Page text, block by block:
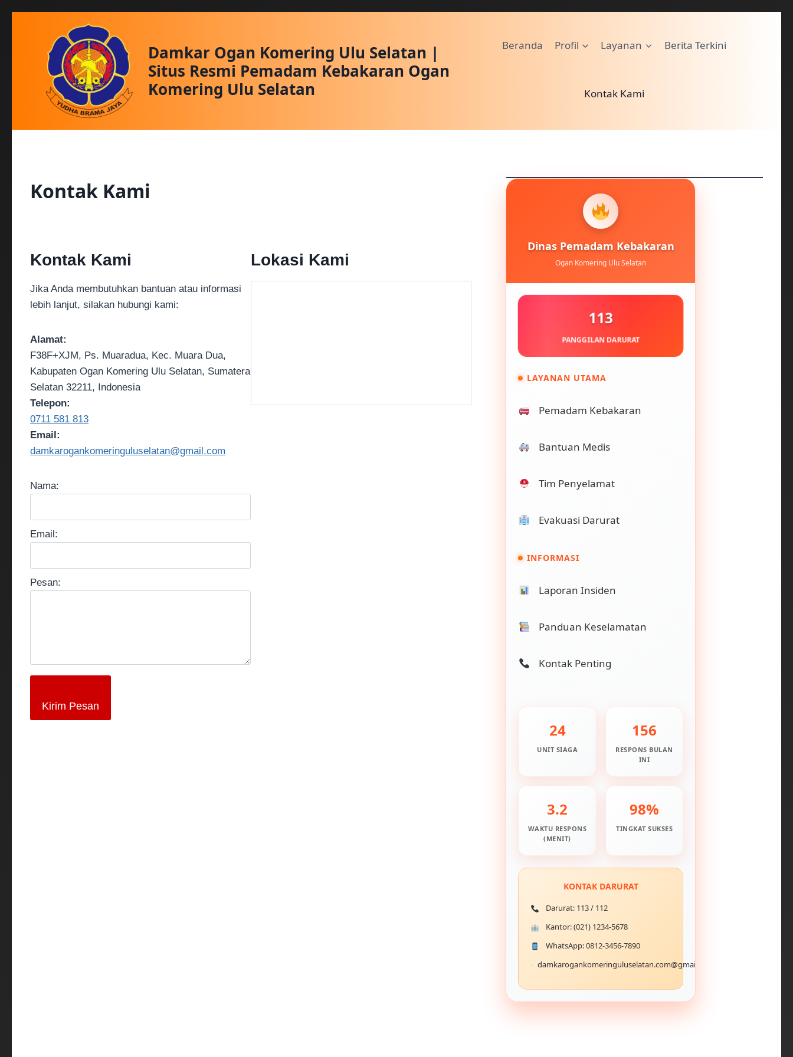
content
Damkar Ogan Komering Ulu Selatan |
Situs Resmi Pemadam Kebakaran Ogan
Komering Ulu Selatan
Beranda Profil Layanan Berita Terkini
Kontak Kami
Kontak Kami
Kontak Kami
Jika Anda membutuhkan bantuan atau informasi
lebih lanjut, silakan hubungi kami:
Alamat:
F38F+XJM, Ps. Muaradua, Kec. Muara Dua,
Kabupaten Ogan Komering Ulu Selatan, Sumatera
Selatan 32211, Indonesia
Telepon:
0711 581 813
Email:
damkarogankomeringuluselatan@gmail.com
Nama:
Email:
Pesan:
Kirim Pesan
Lokasi Kami
Dinas Pemadam Kebakaran
Ogan Komering Ulu Selatan
113
PANGGILAN DARURAT
LAYANAN UTAMA
Pemadam Kebakaran
Bantuan Medis
Tim Penyelamat
Evakuasi Darurat
INFORMASI
Laporan Insiden
Panduan Keselamatan
Kontak Penting
24
UNIT SIAGA
156
RESPONS BULAN
INI
3.2
WAKTU RESPONS
(MENIT)
98%
TINGKAT SUKSES
KONTAK DARURAT
Darurat: 113 / 112
Kantor: (021) 1234-5678
WhatsApp: 0812-3456-7890
damkarogankomeringuluselatan.com@gmail.com